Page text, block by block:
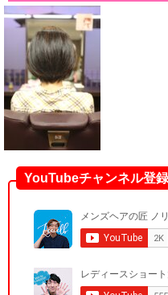
YouTubeチャンネル登